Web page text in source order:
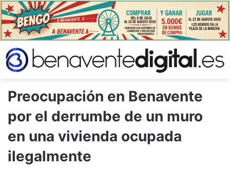
Preocupación en Benavente
por el derrumbe de un muro
en una vivienda ocupada
ilegalmente